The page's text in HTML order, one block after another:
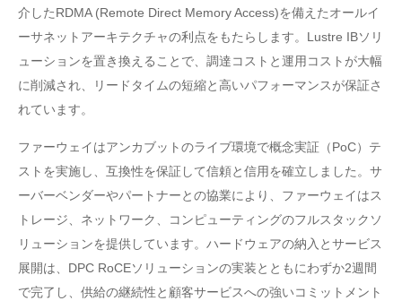
介したRDMA (Remote Direct Memory Access)を備えたオールイ
ーサネットアーキテクチャの利点をもたらします。Lustre IBソリ
ューションを置き換えることで、調達コストと運用コストが大幅
に削減され、リードタイムの短縮と高いパフォーマンスが保証さ
れています。
ファーウェイはアンカブットのライブ環境で概念実証（PoC）テ
ストを実施し、互換性を保証して信頼と信用を確立しました。サ
ーバーベンダーやパートナーとの協業により、ファーウェイはス
トレージ、ネットワーク、コンピューティングのフルスタックソ
リューションを提供しています。ハードウェアの納入とサービス
展開は、DPC RoCEソリューションの実装とともにわずか2週間
で完了し、供給の継続性と顧客サービスへの強いコミットメント